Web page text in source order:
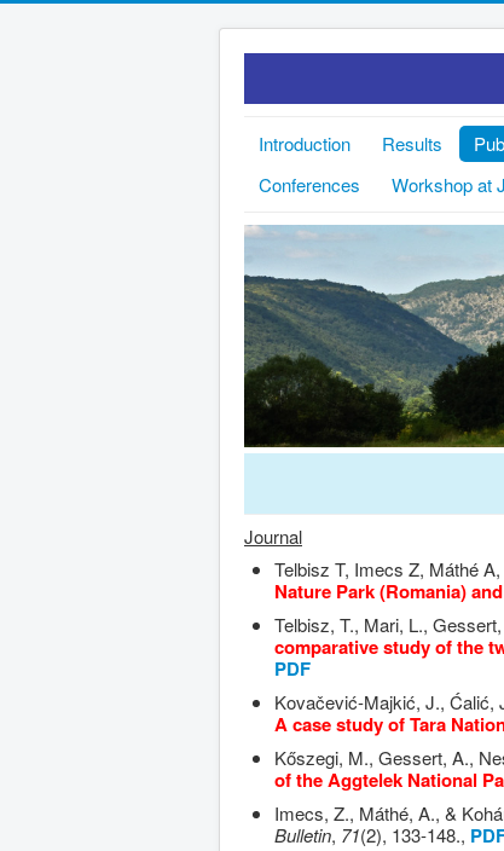
Introduction Results
Conferences
Workshop at
Journal
Telbisz T, Imecs Z, Máthé
Nature Park (Romania)
Telbisz, T., Mari, L.,
comparative study of the
PDF
Kovačević-Majkić, J., Ćalić,
A case study of Tara
Kőszegi, M., Gessert, A.,
of the Aggtelek National
Imecs, Z., Máthé, A., &
Bulletin, 71(2), 133-148.,